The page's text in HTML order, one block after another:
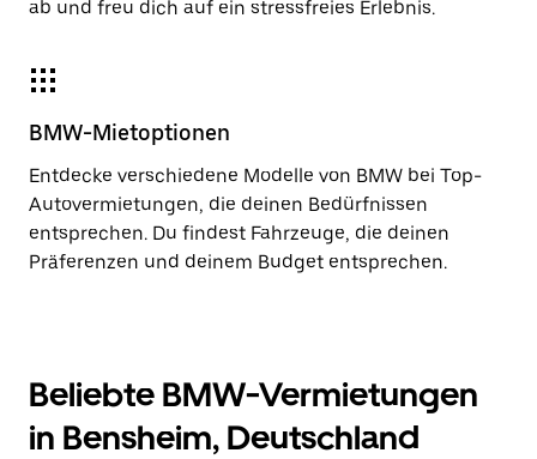
ab und freu dich auf ein stressfreies Erlebnis.
BMW-Mietoptionen
Entdecke verschiedene Modelle von BMW bei Top-
Autovermietungen, die deinen Bedürfnissen
entsprechen. Du findest Fahrzeuge, die deinen
Präferenzen und deinem Budget entsprechen.
Beliebte BMW-Vermietungen
in Bensheim, Deutschland